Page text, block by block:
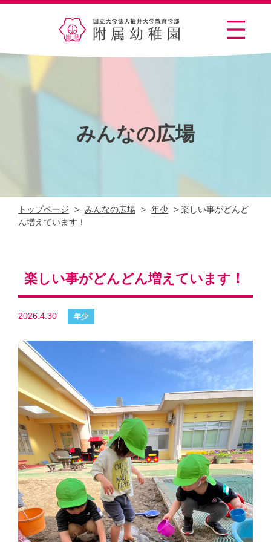
みんなの広場
トップページ > みんなの広場 > 年少 > 楽しい事がどんど
ん増えています！
楽しい事がどんどん増えています！
2026.4.30